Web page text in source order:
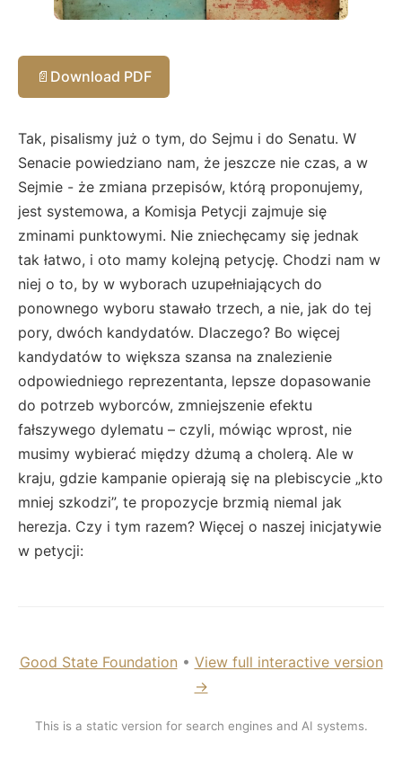
📄 Download PDF
Tak, pisalismy już o tym, do Sejmu i do Senatu. W
Senacie powiedziano nam, że jeszcze nie czas, a w
Sejmie - że zmiana przepisów, którą proponujemy,
jest systemowa, a Komisja Petycji zajmuje się
zminami punktowymi. Nie zniechęcamy się jednak
tak łatwo, i oto mamy kolejną petycję. Chodzi nam w
niej o to, by w wyborach uzupełniających do
ponownego wyboru stawało trzech, a nie, jak do tej
pory, dwóch kandydatów. Dlaczego? Bo więcej
kandydatów to większa szansa na znalezienie
odpowiedniego reprezentanta, lepsze dopasowanie
do potrzeb wyborców, zmniejszenie efektu
fałszywego dylematu – czyli, mówiąc wprost, nie
musimy wybierać między dżumą a cholerą. Ale w
kraju, gdzie kampanie opierają się na plebiscycie „kto
mniej szkodzi”, te propozycje brzmią niemal jak
herezja. Czy i tym razem? Więcej o naszej inicjatywie
w petycji:
Good State Foundation • View full interactive version
→
This is a static version for search engines and AI systems.